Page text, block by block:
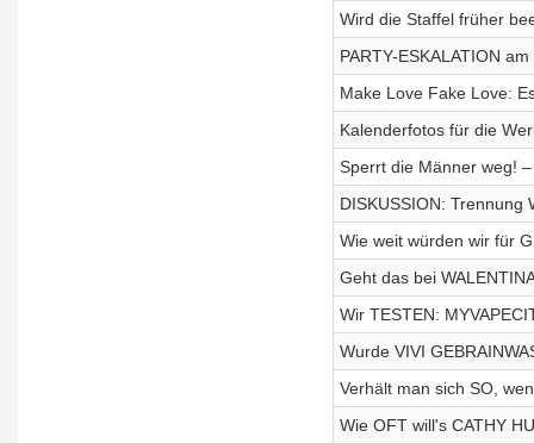
Wird die Staffel früher
PARTY-ESKALATION
Make Love Fake Love:
Kalenderfotos für die
Sperrt die Männer weg!
DISKUSSION: Trennung
Wie weit würden wir für
Geht das bei
Wir TESTEN:
Wurde VIVI
Verhält man sich SO,
Wie OFT will's CATHY